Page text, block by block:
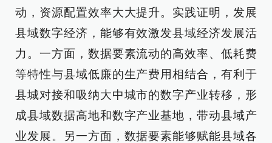
动，资源配置效率大大提升。实践证明，发展
县域数字经济，能够有效激发县域经济发展活
力。一方面，数据要素流动的高效率、低耗费
等特性与县域低廉的生产费用相结合，有利于
县城对接和吸纳大中城市的数字产业转移，形
成县域数据高地和数字产业基地，带动县域产
业发展。另一方面，数据要素能够赋能县域各